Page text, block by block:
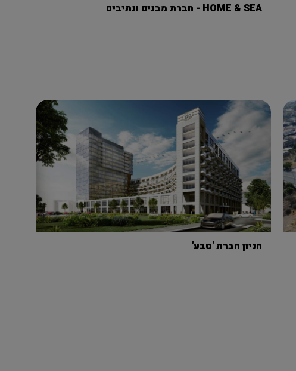
HOME & SEA - חברת מבנים ונתיבים
חניון חברת 'טבע'